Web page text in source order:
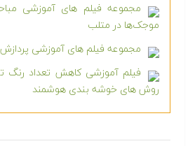
مجموعه فیلم های آموزشی
موجک‌ها در متلب
مجموعه فیلم های آموزشی
فیلم آموزشی کاهش تعداد رنگ
روش های خوشه بندی هوشمند